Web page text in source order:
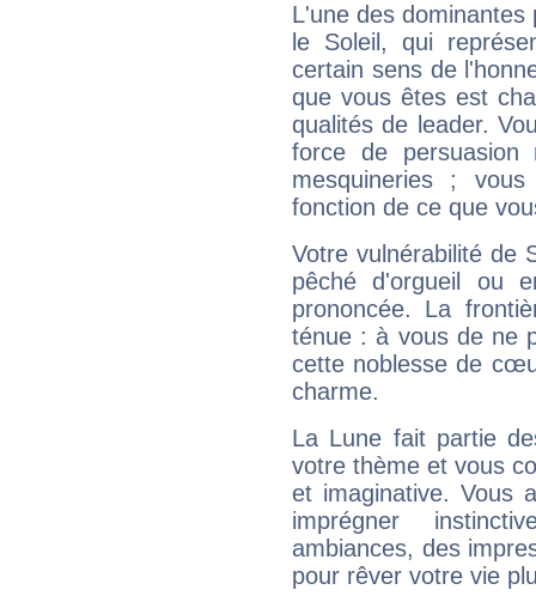
L'une des
le Soleil, qui
certain sens de
que vous êtes est
qualités de leader.
force de
mesquineries ;
fonction de ce que
Votre vulnérabilité de
pêché d'orgueil ou
prononcée. La
ténue : à vous de ne
cette noblesse de
charme.
La Lune fait partie
votre thème et vous
et imaginative. Vous
imprégner
ambiances, des
pour rêver votre vie